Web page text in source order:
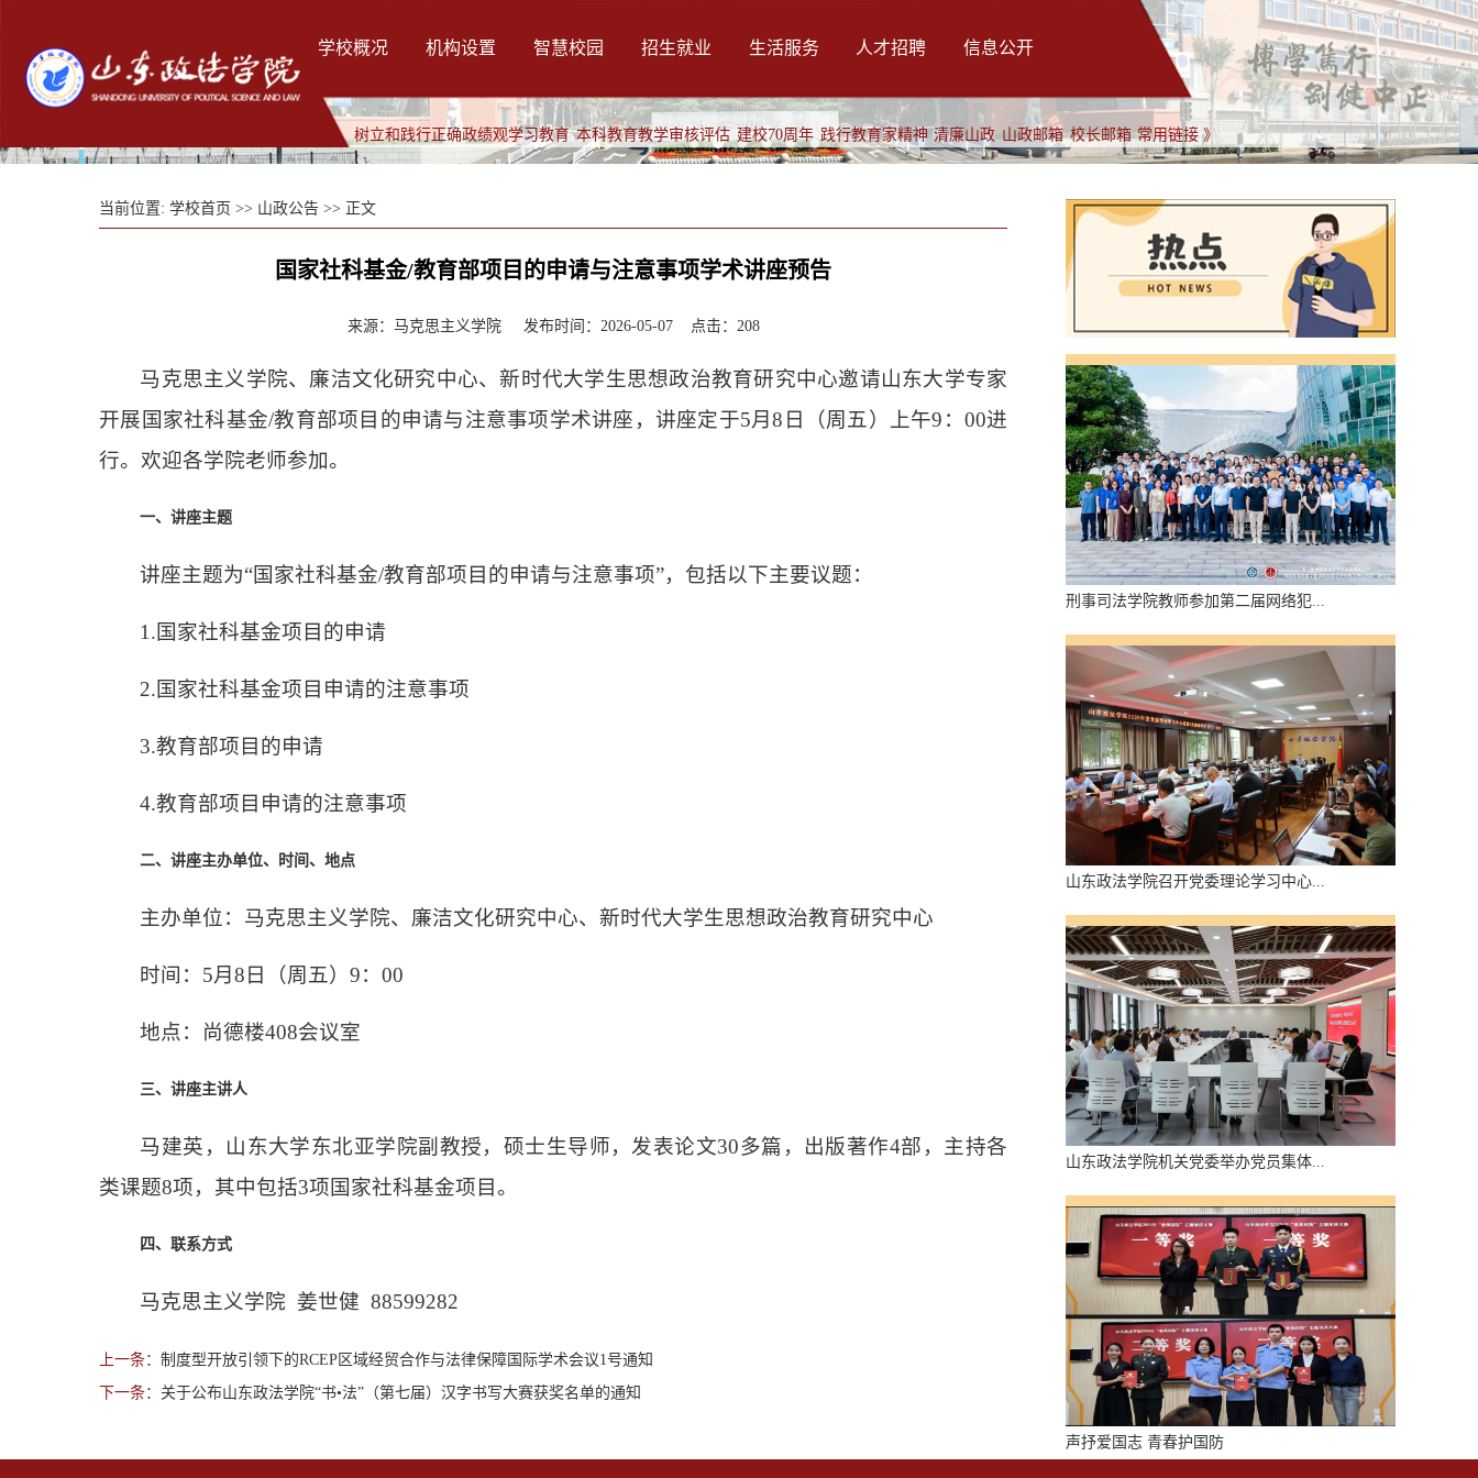
学校概况 机构设置 智慧校园 招生就业 生活服务 人才招聘 信息公开
树立和践行正确政绩观学习教育 本科教育教学审核评估 建校70周年 践行教育家精神 清廉山政 山政邮箱 校长邮箱 常用链接 》
当前位置: 学校首页 >> 山政公告 >> 正文
国家社科基金/教育部项目的申请与注意事项学术讲座预告
来源：马克思主义学院 发布时间：2026-05-07 点击： 208
马克思主义学院、廉洁文化研究中心、新时代大学生思想政治教育研究中心邀请山东大学专家
开展国家社科基金/教育部项目的申请与注意事项学术讲座，讲座定于5月8日（周五）上午9：00进
行。欢迎各学院老师参加。
一、讲座主题
讲座主题为“国家社科基金/教育部项目的申请与注意事项”，包括以下主要议题：
1.国家社科基金项目的申请
2.国家社科基金项目申请的注意事项
3.教育部项目的申请
4.教育部项目申请的注意事项
二、讲座主办单位、时间、地点
主办单位：马克思主义学院、廉洁文化研究中心、新时代大学生思想政治教育研究中心
时间：5月8日（周五）9：00
地点：尚德楼408会议室
三、讲座主讲人
马建英，山东大学东北亚学院副教授，硕士生导师，发表论文30多篇，出版著作4部，主持各
类课题8项，其中包括3项国家社科基金项目。
四、联系方式
马克思主义学院 姜世健 88599282
上一条： 制度型开放引领下的RCEP区域经贸合作与法律保障国际学术会议1号通知
下一条： 关于公布山东政法学院“书•法”（第七届）汉字书写大赛获奖名单的通知
刑事司法学院教师参加第二届网络犯...
山东政法学院召开党委理论学习中心...
山东政法学院机关党委举办党员集体...
声抒爱国志 青春护国防